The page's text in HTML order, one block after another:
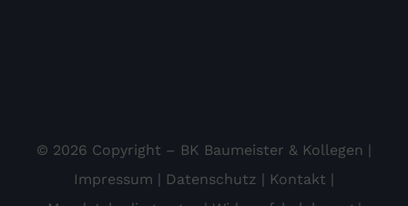
© 2026 Copyright – BK Baumeister & Kollegen |
Impressum | Datenschutz | Kontakt |